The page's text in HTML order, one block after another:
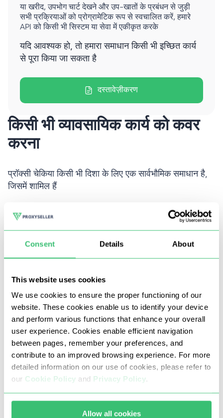
Consent Details About
This website uses cookies
We use cookies to ensure the proper functioning of our
website. These cookies enable us to identify your device
and perform various functions that enhance your overall
user experience. Cookies enable efficient navigation
between pages, remember your preferences, and
contribute to an improved browsing experience. For more
detailed information on our use of cookies, please refer to
our Cookie Policy and Privacy Policy.
Allow all cookies
या खरीद, उपभोग चार्ट देखने और उप-खातों के प्रबंधन से जुड़ी
सभी प्रक्रियाओं को प्रोग्रामेटिक रूप से स्वचालित करें, हमारे
API को किसी भी सिस्टम या सेवा में एकीकृत करके
यदि आवश्यक हो, तो हमारा समाधान किसी भी इच्छित कार्य
से पूरा किया जा सकता है
दस्तावेज़ीकरण
किसी भी व्यावसायिक कार्य को कवर
करना
प्रॉक्सी चेकिया किसी भी दिशा के लिए एक सार्वभौमिक समाधान है,
जिसमें शामिल हैं
सोशल मीडिया
कैप्चा और ब्लॉकिंग के बिना नस्लीय आईपी;